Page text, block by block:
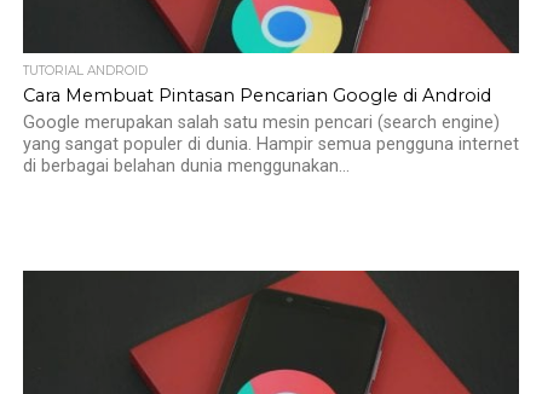
TUTORIAL ANDROID
Cara Membuat Pintasan Pencarian Google di Android
Google merupakan salah satu mesin pencari (search engine)
yang sangat populer di dunia. Hampir semua pengguna internet
di berbagai belahan dunia menggunakan...